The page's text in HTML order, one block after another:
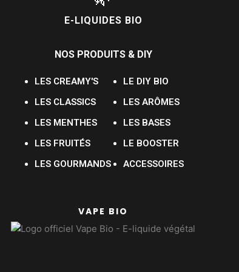
E-LIQUIDES BIO
NOS PRODUITS & DIY
LES CREAMY'S
LES CLASSICS
LES MENTHES
LES FRUITÉS
LES GOURMANDS
LE DIY BIO
LES ARÔMES
LES BASES
LE BOOSTER
ACCESSOIRES
VAPE BIO